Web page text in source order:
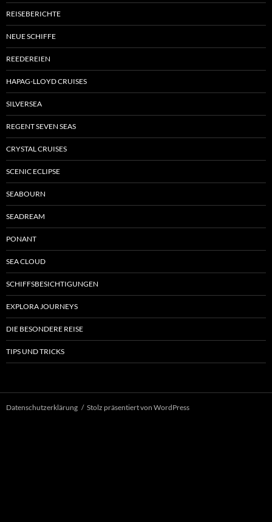
REISEBERICHTE
NEUE SCHIFFE
REEDEREIEN
HAPAG-LLOYD CRUISES
SILVERSEA
REGENT SEVEN SEAS
CRYSTAL CRUISES
SCENIC ECLIPSE
SEABOURN
SEADREAM
PONANT
SEA CLOUD
SCHIFFSBESICHTIGUNGEN
EXPLORA JOURNEYS
DIE BESONDERE REISE
TIPS UND TRICKS
Datenschutzerklärung Stolz präsentiert von WordPress